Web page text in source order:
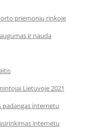
priemonių rinkoje
ir nauda
Lietuvoje 2021
padangas internetu
internetu